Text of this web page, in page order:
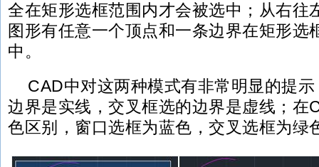
全在矩形选框范围内才会被选中；从右往
图形有任意一个顶点和一条边界在矩形选
中。
CAD中对这两种模式有非常明显的提
边界是实线，交叉框选的边界是虚线；在
色区别，窗口选框为蓝色，交叉选框为绿